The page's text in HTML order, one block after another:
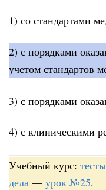
1) со стандартами
2) с порядками
учетом стандартов
3) с порядками
4) с клиническими
Учебный курс:
дела — урок №25.